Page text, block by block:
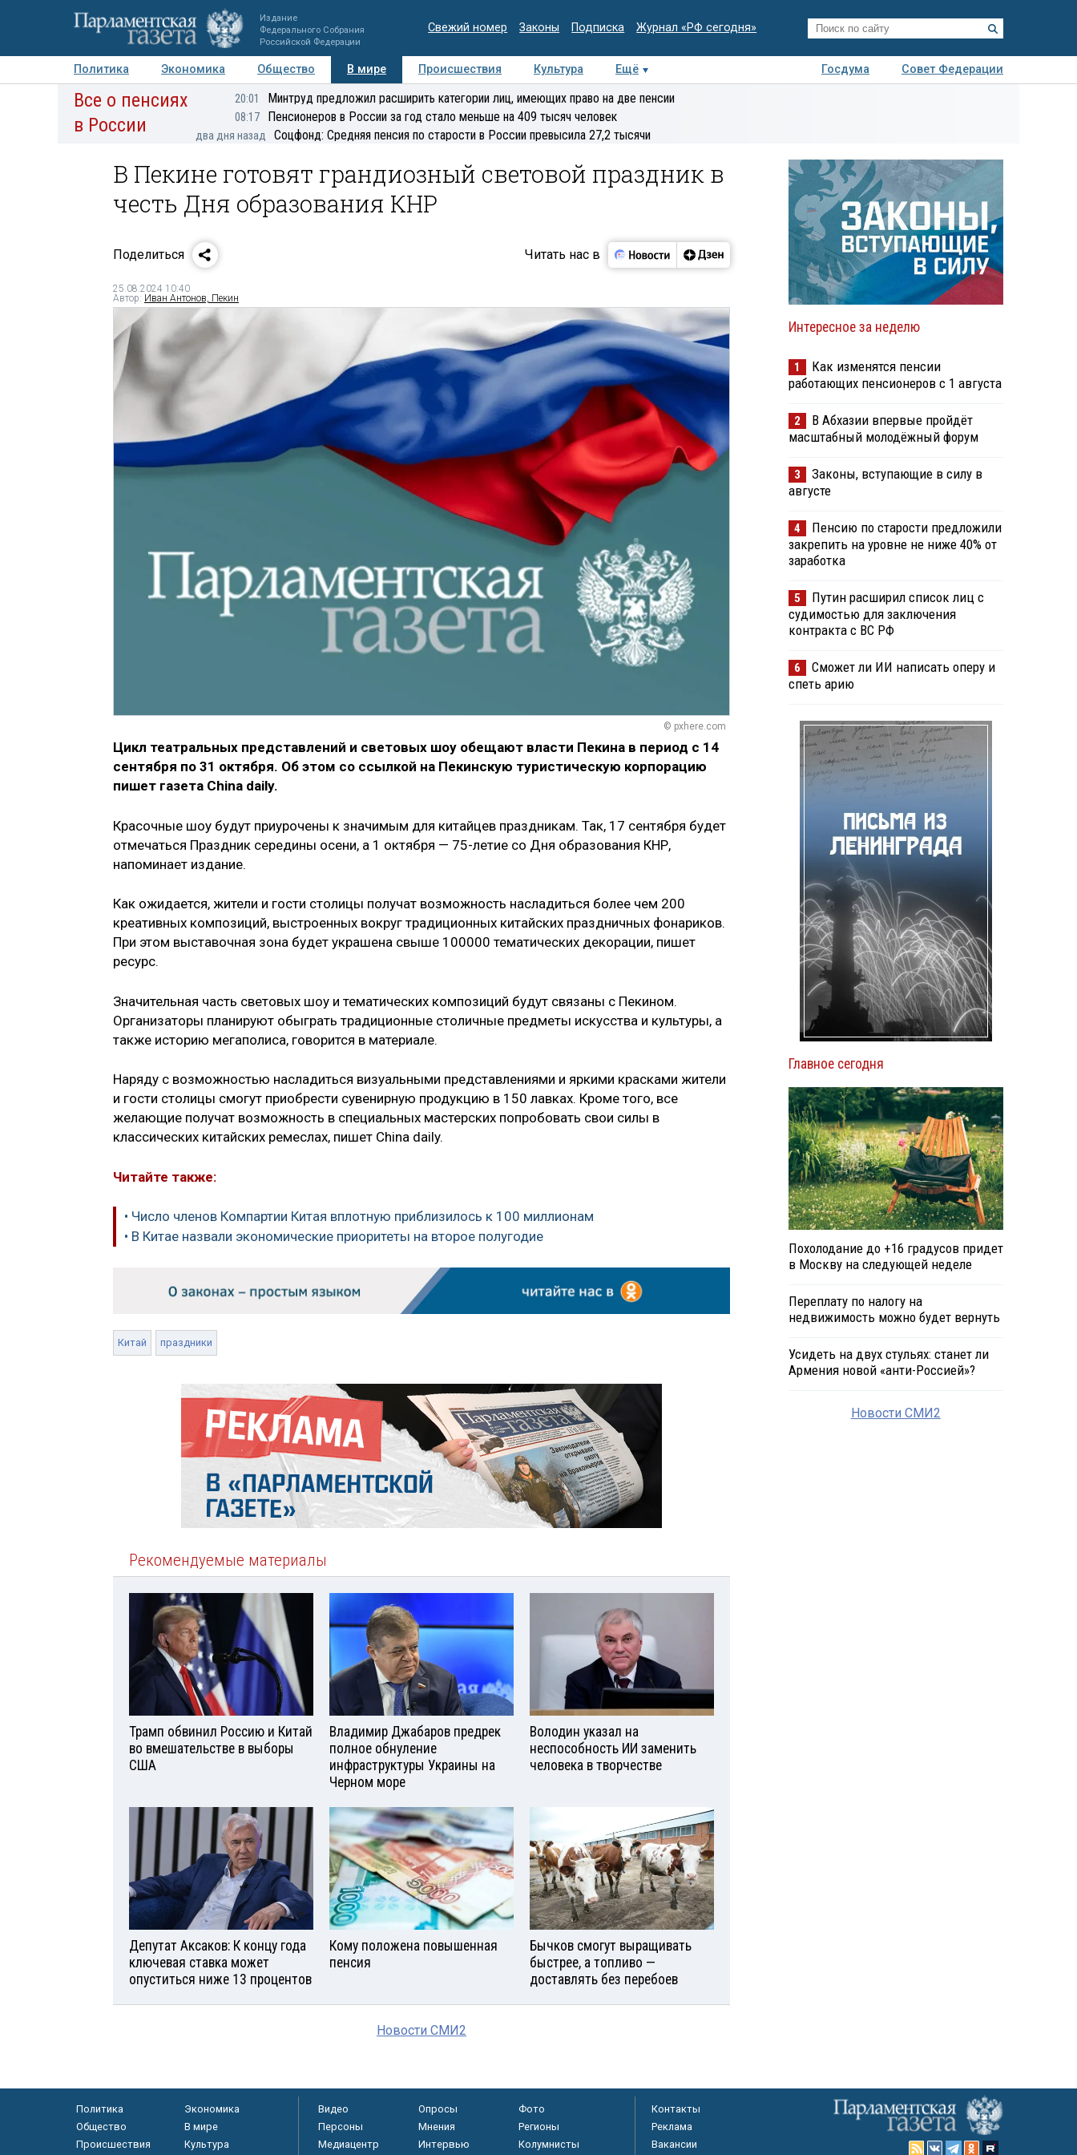
Издание
Федерального Собрания
Российской Федерации
Свежий номер Законы Подписка Журнал «РФ сегодня»
Политика Экономика Общество В мире Происшествия Культура Ещё Госдума
Совет Федерации
Авторы Персоны Мнения Регионы Медиацентр Интервью Колумнисты
Деловая
Все о пенсиях
в России
20:01 Минтруд предложил расширить категории лиц, имеющих право на две пенсии
08:17 Пенсионеров в России за год стало меньше на 409 тысяч человек
два дня назад Соцфонд: Средняя пенсия по старости в России превысила 27,2 тысячи
В Пекине готовят грандиозный световой праздник в
честь Дня образования КНР
Поделиться Читать нас в
25.08.2024 10:40
Автор: Иван Антонов, Пекин
© pxhere.com
Цикл театральных представлений и световых шоу обещают власти Пекина в период с 14
сентября по 31 октября. Об этом со ссылкой на Пекинскую туристическую корпорацию
пишет газета China daily.
Красочные шоу будут приурочены к значимым для китайцев праздникам. Так, 17 сентября будет
отмечаться Праздник середины осени, а 1 октября — 75-летие со Дня образования КНР,
напоминает издание.
Как ожидается, жители и гости столицы получат возможность насладиться более чем 200
креативных композиций, выстроенных вокруг традиционных китайских праздничных фонариков.
При этом выставочная зона будет украшена свыше 100000 тематических декорации, пишет
ресурс.
Значительная часть световых шоу и тематических композиций будут связаны с Пекином.
Организаторы планируют обыграть традиционные столичные предметы искусства и культуры, а
также историю мегаполиса, говорится в материале.
Наряду с возможностью насладиться визуальными представлениями и яркими красками жители
и гости столицы смогут приобрести сувенирную продукцию в 150 лавках. Кроме того, все
желающие получат возможность в специальных мастерских попробовать свои силы в
классических китайских ремеслах, пишет China daily.
Читайте также:
• Число членов Компартии Китая вплотную приблизилось к 100 миллионам
• В Китае назвали экономические приоритеты на второе полугодие
Китай праздники
Рекомендуемые материалы
Трамп обвинил Россию и Китай
во вмешательстве в выборы
США
Владимир Джабаров предрек
полное обнуление
инфраструктуры Украины на
Черном море
Володин указал на
неспособность ИИ заменить
человека в творчестве
Депутат Аксаков: К концу года
ключевая ставка может
опуститься ниже 13 процентов
Кому положена повышенная
пенсия
Бычков смогут выращивать
быстрее, а топливо —
доставлять без перебоев
Новости СМИ2
Интересное за неделю
1
Как изменятся пенсии
работающих пенсионеров с 1 августа
2
В Абхазии впервые пройдёт
масштабный молодёжный форум
3
Законы, вступающие в силу в
августе
4
Пенсию по старости предложили
закрепить на уровне не ниже 40% от
заработка
5
Путин расширил список лиц с
судимостью для заключения
контракта с ВС РФ
6
Сможет ли ИИ написать оперу и
спеть арию
Главное сегодня
Похолодание до +16 градусов придет
в Москву на следующей неделе
Переплату по налогу на
недвижимость можно будет вернуть
Усидеть на двух стульях: станет ли
Армения новой «анти-Россией»?
Новости СМИ2
Политика
Экономика
Общество
В мире
Происшествия
Культура
Видео Опросы
Фото
Персоны
Мнения
Регионы
Медиацентр
Интервью Колумнисты
Контакты
Реклама
Вакансии